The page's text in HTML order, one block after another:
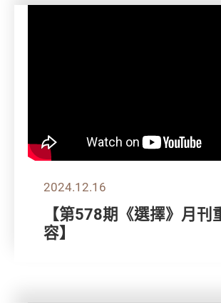
2024.12.16
【第578期《選擇》月刊
容】